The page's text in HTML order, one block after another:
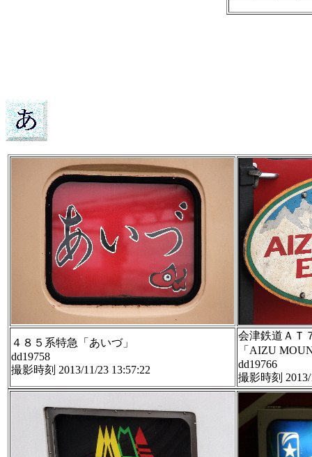
４８５系特急「あいづ」
dd19758
撮影時刻 2013/11/23 13:57:22
会津鉄道ＡＴ
「AIZU
dd19766
撮影時刻 2013/